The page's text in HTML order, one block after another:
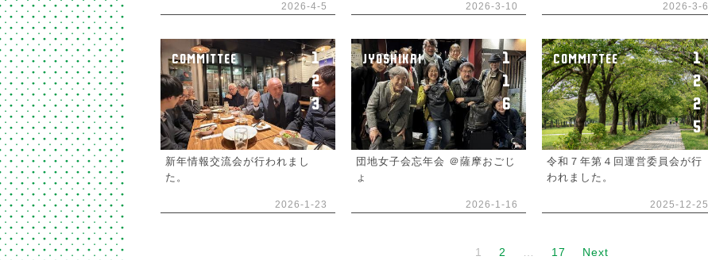
2026-4-5 2026-3-10
型の紙製トイレについて＿団地
2026-3-6
COMMITTEE
1
2
3
新年情報交流会が行われまし
た。
2026-1-23
JYOSHIKAI
1
1
6
団地女子会忘年会 ＠薩摩おごじ
ょ
2026-1-16
COMMITTEE
1
2
2
5
令和７年第４回運営委員会が行
われました。
2025-12-25
1 2 … 17 Next